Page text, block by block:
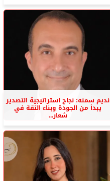
نديم سمنه: نجاح استراتيجية التصدير
يبدأ من الجودة وبناء الثقة في
شعار...